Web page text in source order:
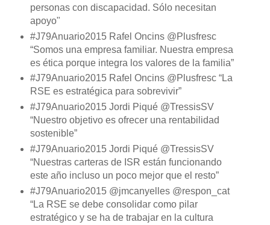
personas con discapacidad. Sólo necesitan
apoyo"
#J79Anuario2015 Rafel Oncins @Plusfresc
“Somos una empresa familiar. Nuestra empresa
es ética porque integra los valores de la familia”
#J79Anuario2015 Rafel Oncins @Plusfresc “La
RSE es estratégica para sobrevivir”
#J79Anuario2015 Jordi Piqué @TressisSV
“Nuestro objetivo es ofrecer una rentabilidad
sostenible”
#J79Anuario2015 Jordi Piqué @TressisSV
“Nuestras carteras de ISR están funcionando
este año incluso un poco mejor que el resto”
#J79Anuario2015 @jmcanyelles @respon_cat
“La RSE se debe consolidar como pilar
estratégico y se ha de trabajar en la cultura